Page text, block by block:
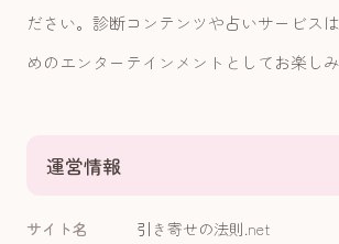
ださい。診断コンテンツや占いサービス
めのエンターテインメントとしてお楽しみ
運営情報
サイト名
引き寄せの法則.net